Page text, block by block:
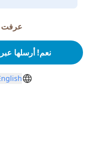
عرفت
نعم! أرسلها عبر